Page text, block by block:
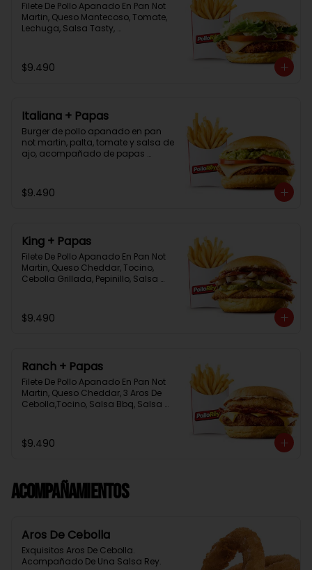
Filete De Pollo Apanado En Pan Not
Martin, Queso Mantecoso, Tomate,
Lechuga, Salsa Tasty,
$9.490
Italiana + Papas
Burger de pollo apanado en pan
not martin, palta, tomate y salsa de
ajo, acompañado de papas
$9.490
King + Papas
Filete De Pollo Apanado En Pan Not
Martin, Queso Cheddar, Tocino,
Cebolla Grillada, Pepinillo, Salsa
$9.490
Ranch + Papas
Filete De Pollo Apanado En Pan Not
Martin, Queso Cheddar, 3 Aros De
Cebolla,Tocino, Salsa Bbq, Salsa
$9.490
Acompañamientos
Aros De Cebolla
Exquisitos Aros De Cebolla.
Acompañado De Una Salsa Rey.